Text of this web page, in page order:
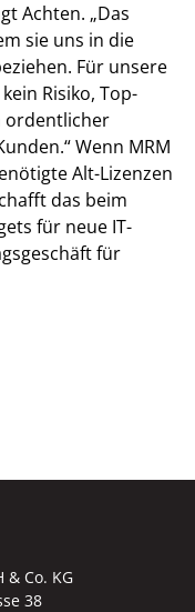
Achten. „Das
sie uns in die
Für unsere
Risiko, Top-
ordentlicher
Wenn MRM
Alt-Lizenzen
das beim
für neue IT-
für
Co. KG
38